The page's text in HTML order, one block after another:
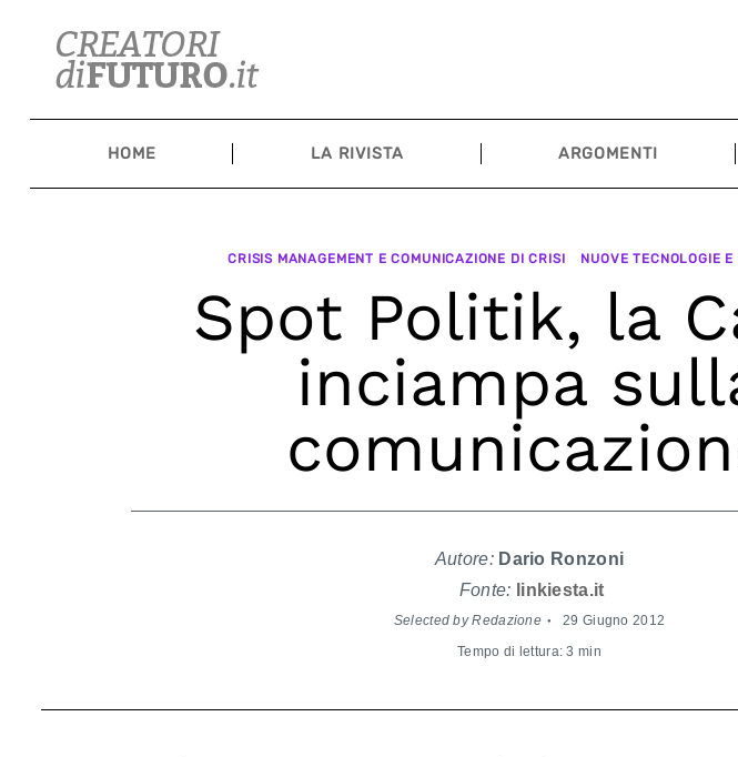
content
HOME LA RIVISTA ARGOMENTI
CRISIS MANAGEMENT E COMUNICAZIONE DI CRISI NUOVE TECNOLOGIE
Spot Politik, la
inciampa
Autore:Dario Ronzoni
Fonte: linkiesta.it
Selected by Redazione 29 Giugno 2012
Tempo di lettura: 3 min